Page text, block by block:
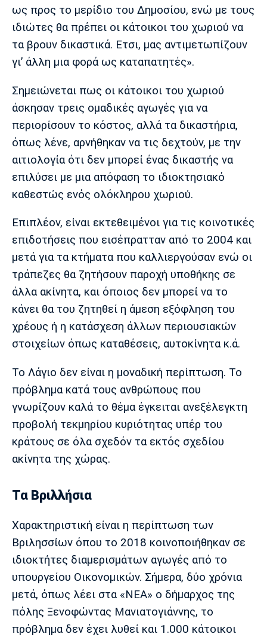
ως προς το μερίδιο του Δημοσίου, ενώ με τους
ιδιώτες θα πρέπει οι κάτοικοι του χωριού να
τα βρουν δικαστικά. Ετσι, μας αντιμετωπίζουν
γι’ άλλη μια φορά ως καταπατητές».
Σημειώνεται πως οι κάτοικοι του χωριού
άσκησαν τρεις ομαδικές αγωγές για να
περιορίσουν το κόστος, αλλά τα δικαστήρια,
όπως λένε, αρνήθηκαν να τις δεχτούν, με την
αιτιολογία ότι δεν μπορεί ένας δικαστής να
επιλύσει με μια απόφαση το ιδιοκτησιακό
καθεστώς ενός ολόκληρου χωριού.
Επιπλέον, είναι εκτεθειμένοι για τις κοινοτικές
επιδοτήσεις που εισέπρατταν από το 2004 και
μετά για τα κτήματα που καλλιεργούσαν ενώ οι
τράπεζες θα ζητήσουν παροχή υποθήκης σε
άλλα ακίνητα, και όποιος δεν μπορεί να το
κάνει θα του ζητηθεί η άμεση εξόφληση του
χρέους ή η κατάσχεση άλλων περιουσιακών
στοιχείων όπως καταθέσεις, αυτοκίνητα κ.ά.
Το Λάγιο δεν είναι η μοναδική περίπτωση. Το
πρόβλημα κατά τους ανθρώπους που
γνωρίζουν καλά το θέμα έγκειται ανεξέλεγκτη
προβολή τεκμηρίου κυριότητας υπέρ του
κράτους σε όλα σχεδόν τα εκτός σχεδίου
ακίνητα της χώρας.
Τα Βριλλήσια
Χαρακτηριστική είναι η περίπτωση των
Βριλησσίων όπου το 2018 κοινοποιήθηκαν σε
ιδιοκτήτες διαμερισμάτων αγωγές από το
υπουργείου Οικονομικών. Σήμερα, δύο χρόνια
μετά, όπως λέει στα «ΝΕΑ» ο δήμαρχος της
πόλης Ξενοφώντας Μανιατογιάννης, το
πρόβλημα δεν έχει λυθεί και 1.000 κάτοικοι